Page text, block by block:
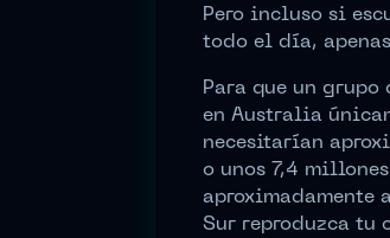
Pero incluso si
todo el día,
Para que un
en Australia
necesitarían
o unos 7,4
aproximadamente
Sur reproduzca tu